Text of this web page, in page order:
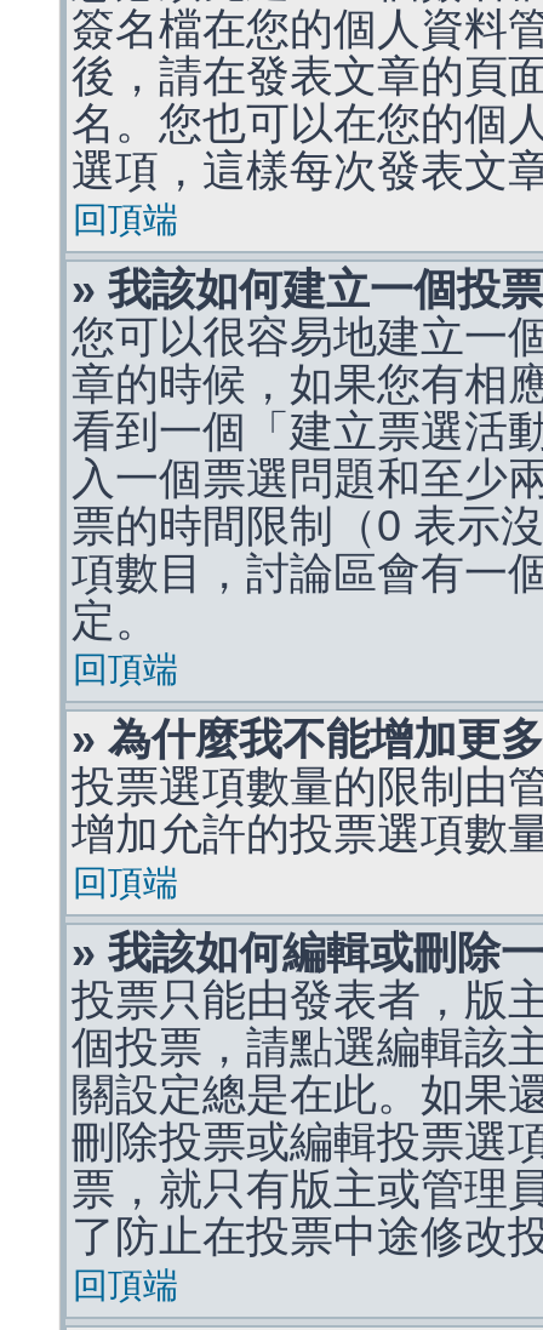
簽名檔在您的個人資料
後，請在發表文章的頁
名。您也可以在您的個
選項，這樣每次發表文
回頂端
» 我該如何建立一個投
您可以很容易地建立一
章的時候，如果您有相
看到一個「建立票選活
入一個票選問題和至少
票的時間限制（0 表示
項數目，討論區會有一
定。
回頂端
» 為什麼我不能增加更
投票選項數量的限制由
增加允許的投票選項數
回頂端
» 我該如何編輯或刪除
投票只能由發表者，版
個投票，請點選編輯該
關設定總是在此。如果
刪除投票或編輯投票選
票，就只有版主或管理
了防止在投票中途修改
回頂端